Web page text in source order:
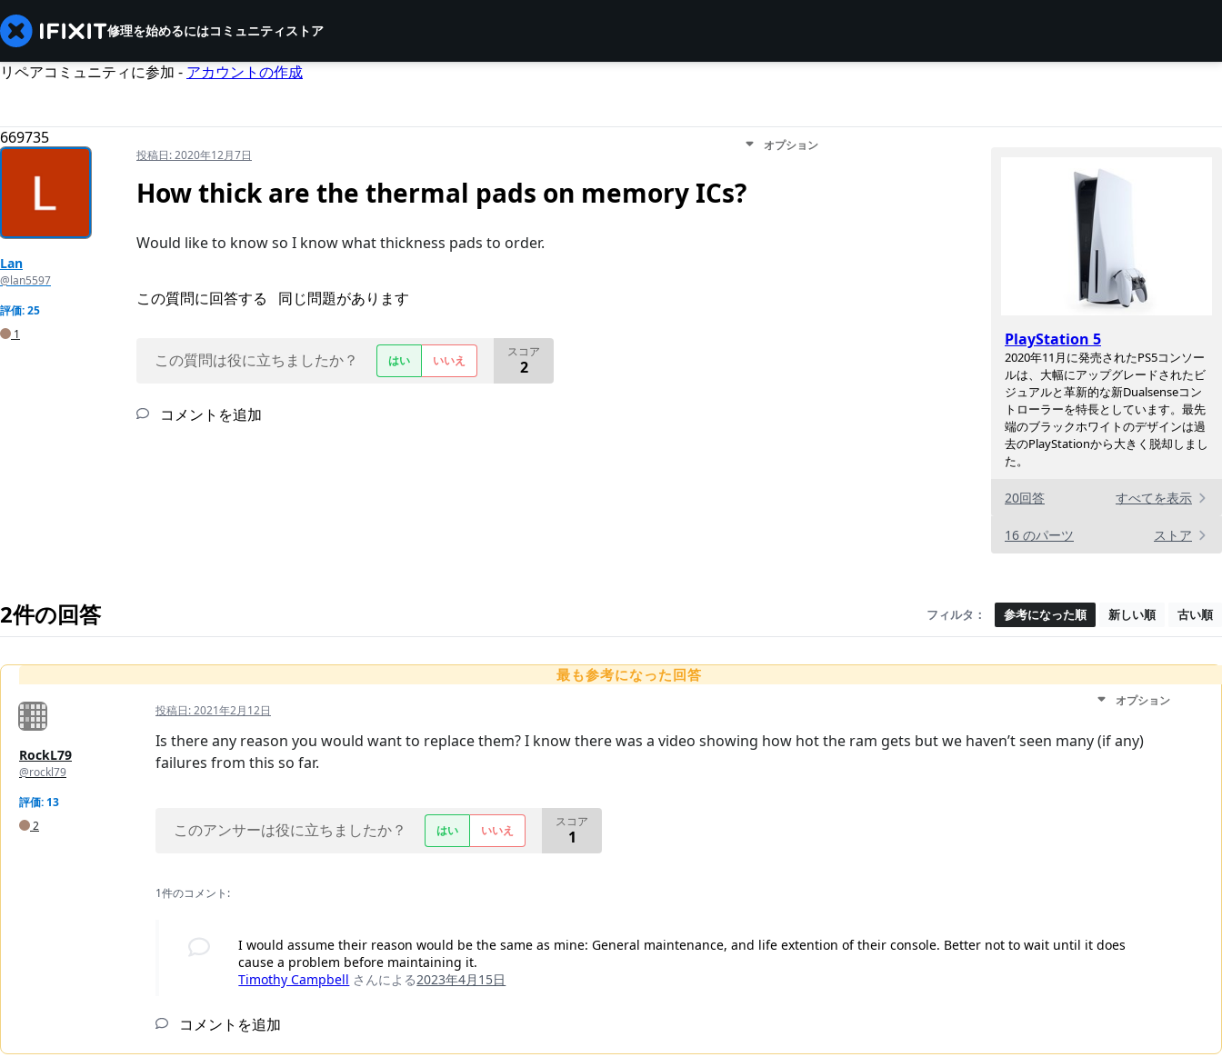
修理を始めるにはコミュニティストア
リペアコミュニティに参加 - アカウントの作成
669735
PlayStation 5
2020年11月に発売されたPS5コンソー
ルは、大幅にアップグレードされたビ
ジュアルと革新的な新Dualsenseコン
トローラーを特長としています。最先
端のブラックホワイトのデザインは過
去のPlayStationから大きく脱却しまし
た。
20回答 すべてを表示
16 のパーツ ストア
Lan
@lan5597
評価: 25
1
投稿日:2020年12月7日
オプション
How thick are the thermal pads on memory ICs?
Would like to know so I know what thickness pads to order.
この質問に回答する 同じ問題があります
この質問は役に立ちましたか？ はい いいえ
スコア
2
コメントを追加
2件の回答 フィルタ： 参考になった順 新しい順 古い順
最も参考になった回答
RockL79
@rockl79
評価: 13
2
投稿日:2021年2月12日
オプション
Is there any reason you would want to replace them? I know there was a video showing how hot the ram gets but we haven’t seen many (if any)
failures from this so far.
このアンサーは役に立ちましたか？ はい いいえ
スコア
1
1件のコメント:
I would assume their reason would be the same as mine: General maintenance, and life extention of their console. Better not to wait until it does
cause a problem before maintaining it.
Timothy Campbell さんによる2023年4月15日
コメントを追加